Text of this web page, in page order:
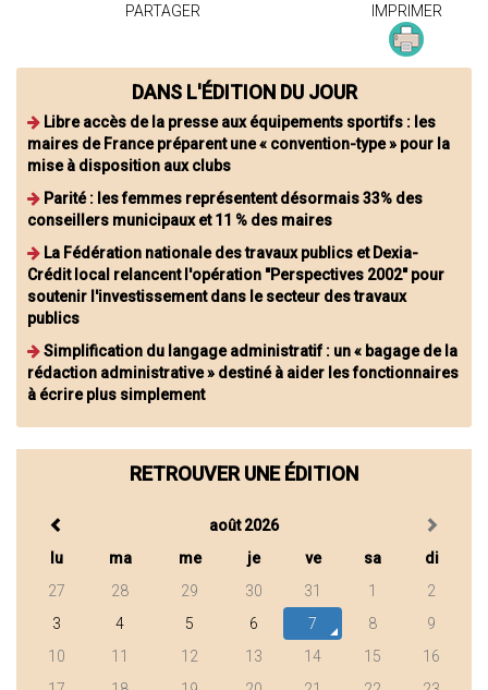
PARTAGER IMPRIMER
DANS L'ÉDITION DU JOUR
Libre accès de la presse aux équipements sportifs : les
maires de France préparent une « convention-type » pour la
mise à disposition aux clubs
Parité : les femmes représentent désormais 33% des
conseillers municipaux et 11 % des maires
La Fédération nationale des travaux publics et Dexia-
Crédit local relancent l'opération "Perspectives 2002" pour
soutenir l'investissement dans le secteur des travaux
publics
Simplification du langage administratif : un « bagage de la
rédaction administrative » destiné à aider les fonctionnaires
à écrire plus simplement
RETROUVER UNE ÉDITION
août 2026
lu
ma me je ve sa
di
27
28 29 30 31 1
2
3
4 5 6 7 8
9
10
11 12 13 14 15
16